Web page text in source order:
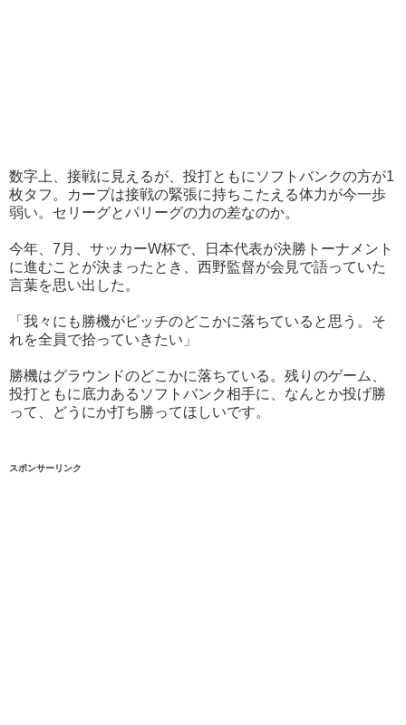
数字上、接戦に見えるが、投打ともにソフトバンクの方が1
枚タフ。カープは接戦の緊張に持ちこたえる体力が今一歩
弱い。セリーグとパリーグの力の差なのか。
今年、7月、サッカーW杯で、日本代表が決勝トーナメント
に進むことが決まったとき、西野監督が会見で語っていた
言葉を思い出した。
「我々にも勝機がピッチのどこかに落ちていると思う。そ
れを全員で拾っていきたい」
勝機はグラウンドのどこかに落ちている。残りのゲーム、
投打ともに底力あるソフトバンク相手に、なんとか投げ勝
って、どうにか打ち勝ってほしいです。
スポンサーリンク